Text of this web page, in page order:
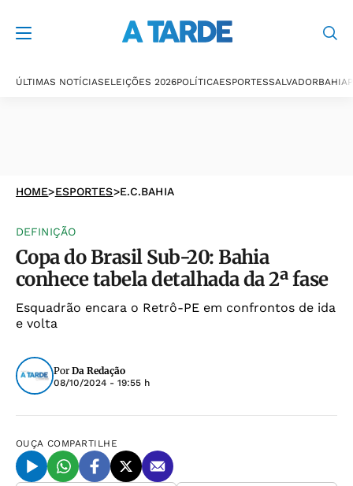
ÚLTIMAS NOTÍCIASELEIÇÕES 2026POLÍTICAESPORTESSALVADORBAHIA
HOME>ESPORTES>E.C.BAHIA
DEFINIÇÃO
Copa do Brasil Sub-20: Bahia
conhece tabela detalhada da 2ª fase
Esquadrão encara o Retrô-PE em confrontos de ida
e volta
Por Da Redação
08/10/2024 - 19:55 h
OUÇA COMPARTILHE